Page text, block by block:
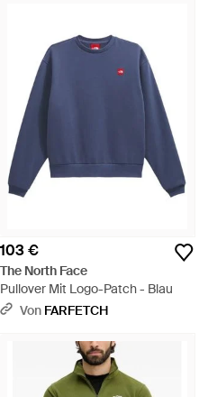
103 €
The North Face
Pullover Mit Logo-Patch - Blau
Von FARFETCH